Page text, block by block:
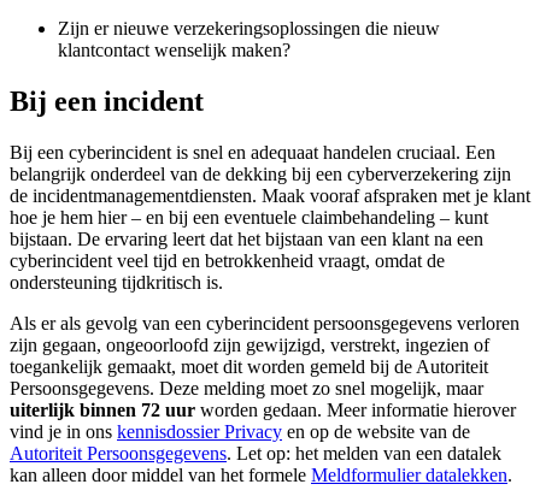
Zijn er nieuwe verzekeringsoplossingen die nieuw
klantcontact wenselijk maken?
Bij een incident
Bij een cyberincident is snel en adequaat handelen cruciaal. Een
belangrijk onderdeel van de dekking bij een cyberverzekering zijn
de incidentmanagementdiensten. Maak vooraf afspraken met je klant
hoe je hem hier – en bij een eventuele claimbehandeling – kunt
bijstaan. De ervaring leert dat het bijstaan van een klant na een
cyberincident veel tijd en betrokkenheid vraagt, omdat de
ondersteuning tijdkritisch is.
Als er als gevolg van een cyberincident persoonsgegevens verloren
zijn gegaan, ongeoorloofd zijn gewijzigd, verstrekt, ingezien of
toegankelijk gemaakt, moet dit worden gemeld bij de Autoriteit
Persoonsgegevens. Deze melding moet zo snel mogelijk, maar
uiterlijk binnen 72 uur worden gedaan. Meer informatie hierover
vind je in ons kennisdossier Privacy en op de website van de
Autoriteit Persoonsgegevens. Let op: het melden van een datalek
kan alleen door middel van het formele Meldformulier datalekken.